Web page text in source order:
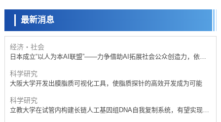
最新消息
科学研究
开发出300亿年仅误差1秒的光晶格钟，构建网络将其打造为下一代社会
基础设施
经济・社会
日本成立“以人为本AI联盟”——力争借助AI拓展社会公众创造力，依托
科学研究
大阪大学开发出膜脂质可视化工具，使脂质探针的高效开发成为可能
科学研究
立教大学在试管内构建长链人工基因组DNA自我复制系统，有望实现携